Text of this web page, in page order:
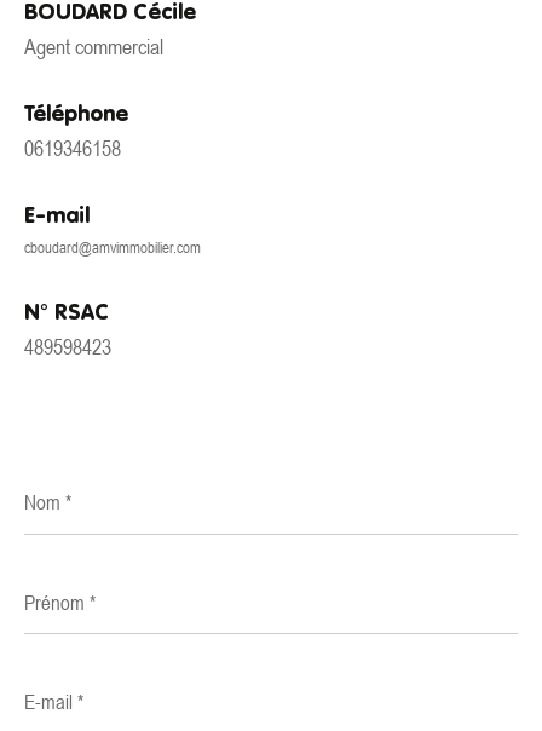
BOUDARD Cécile
Agent commercial
Téléphone
0619346158
E-mail
cboudard@amvimmobilier.com
N° RSAC
489598423
*
*
mail
*